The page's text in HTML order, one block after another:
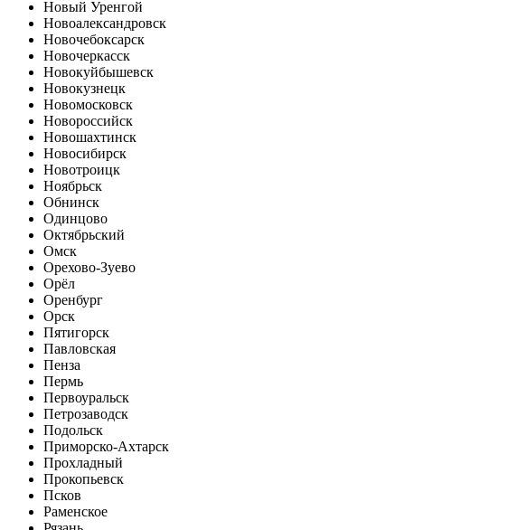
Новый Уренгой
Новоалександровск
Новочебоксарск
Новочеркасск
Новокуйбышевск
Новокузнецк
Новомосковск
Новороссийск
Новошахтинск
Новосибирск
Новотроицк
Ноябрьск
Обнинск
Одинцово
Октябрьский
Омск
Орехово-Зуево
Орёл
Оренбург
Орск
Пятигорск
Павловская
Пенза
Пермь
Первоуральск
Петрозаводск
Подольск
Приморско-Ахтарск
Прохладный
Прокопьевск
Псков
Раменское